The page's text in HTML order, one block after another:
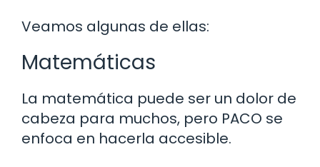
Veamos algunas de ellas:
Matemáticas
La matemática puede ser un dolor de
cabeza para muchos, pero PACO se
enfoca en hacerla accesible.